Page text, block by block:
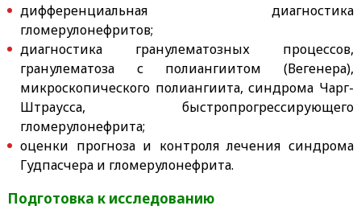
дифференциальная диагностика
гломерулонефритов;
диагностика гранулематозных процессов,
гранулематоза с полиангиитом (Вегенера),
микроскопического полиангиита, синдрома Чарг-
Штраусса, быстропрогрессирующего
гломерулонефрита;
оценки прогноза и контроля лечения синдрома
Гудпасчера и гломерулонефрита.
Подготовка к исследованию